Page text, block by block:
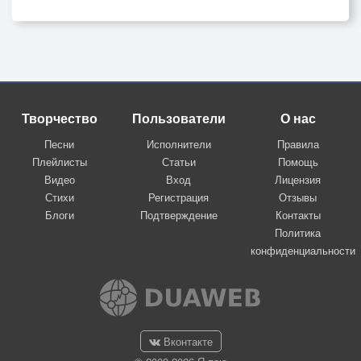
Творчество
Песни
Плейлисты
Видео
Стихи
Блоги
Пользователи
Исполнители
Статьи
Вход
Регистрация
Подтверждение
О нас
Правила
Помощь
Лицензия
Отзывы
Контакты
Политика
конфиденциальности
Вконтакте